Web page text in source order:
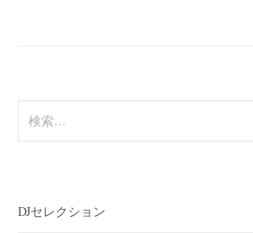
索:
DJセレクション